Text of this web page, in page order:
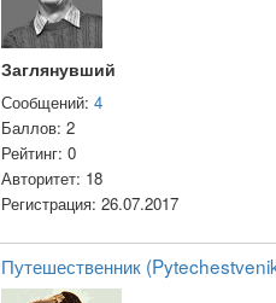
Заглянувший
Сообщений: 4
Баллов: 2
Рейтинг: 0
Авторитет: 18
Регистрация: 26.07.2017
Путешественник